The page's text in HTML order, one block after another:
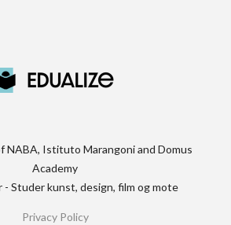
NABA, Istituto Marangoni and Domus
Academy
Studer kunst, design, film og mote
Privacy Policy